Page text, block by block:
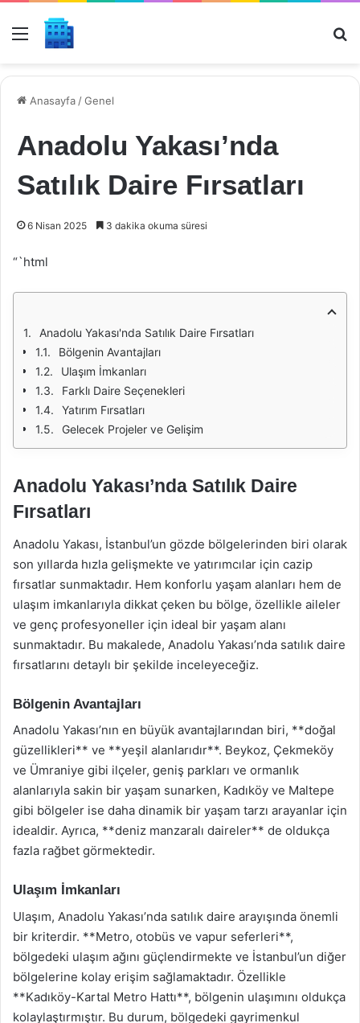
Menü
Anasayfa /Genel
Anadolu Yakası’nda
Satılık Daire Fırsatları
6 Nisan 2025 3 dakika okuma süresi
“`html
Anadolu Yakası'nda Satılık Daire Fırsatları
Bölgenin Avantajları
Ulaşım İmkanları
Farklı Daire Seçenekleri
Yatırım Fırsatları
Gelecek Projeler ve Gelişim
Anadolu Yakası’nda Satılık Daire
Fırsatları
Anadolu Yakası, İstanbul’un gözde bölgelerinden biri olarak
son yıllarda hızla gelişmekte ve yatırımcılar için cazip
fırsatlar sunmaktadır. Hem konforlu yaşam alanları hem de
ulaşım imkanlarıyla dikkat çeken bu bölge, özellikle aileler
ve genç profesyoneller için ideal bir yaşam alanı
sunmaktadır. Bu makalede, Anadolu Yakası’nda satılık daire
fırsatlarını detaylı bir şekilde inceleyeceğiz.
Bölgenin Avantajları
Anadolu Yakası’nın en büyük avantajlarından biri, **doğal
güzellikleri** ve **yeşil alanlarıdır**. Beykoz, Çekmeköy
ve Ümraniye gibi ilçeler, geniş parkları ve ormanlık
alanlarıyla sakin bir yaşam sunarken, Kadıköy ve Maltepe
gibi bölgeler ise daha dinamik bir yaşam tarzı arayanlar için
idealdir. Ayrıca, **deniz manzaralı daireler** de oldukça
fazla rağbet görmektedir.
Ulaşım İmkanları
Ulaşım, Anadolu Yakası’nda satılık daire arayışında önemli
bir kriterdir. **Metro, otobüs ve vapur seferleri**,
bölgedeki ulaşım ağını güçlendirmekte ve İstanbul’un diğer
bölgelerine kolay erişim sağlamaktadır. Özellikle
**Kadıköy-Kartal Metro Hattı**, bölgenin ulaşımını oldukça
kolaylaştırmıştır. Bu durum, bölgedeki gayrimenkul